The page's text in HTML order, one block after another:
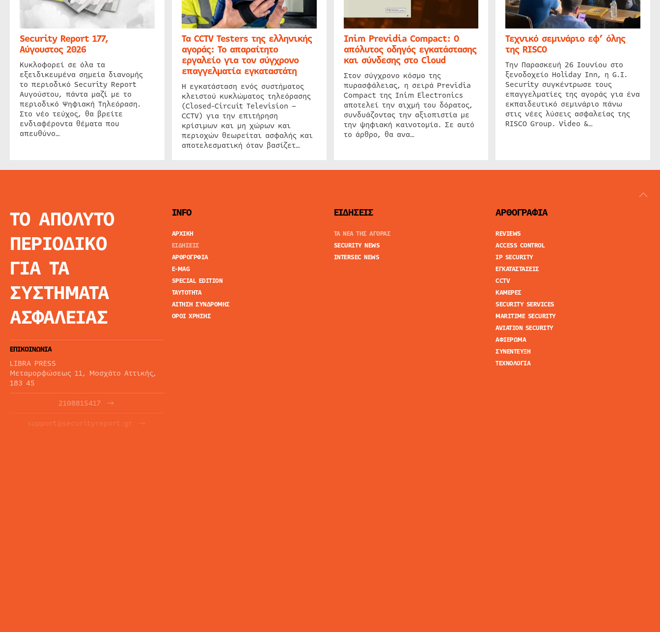
Security Report 177,
Αύγουστος 2026
Κυκλοφορεί σε όλα τα
εξειδικευμένα σημεία διανομής
το περιοδικό Security Report
Αυγούστου, πάντα μαζί με το
περιοδικό Ψηφιακή Τηλεόραση.
Στο νέο τεύχος, θα βρείτε
ενδιαφέροντα θέματα που
απευθύνο…
Τα CCTV Testers της ελληνικής
αγοράς: Το απαραίτητο
εργαλείο για τον σύγχρονο
επαγγελματία εγκαταστάτη
Η εγκατάσταση ενός συστήματος
κλειστού κυκλώματος τηλεόρασης
(Closed-Circuit Television –
CCTV) για την επιτήρηση
κρίσιμων και μη χώρων και
περιοχών θεωρείται ασφαλής και
αποτελεσματική όταν βασίζετ…
Inim Previdia Compact: Ο
απόλυτος οδηγός εγκατάστασης
και σύνδεσης στο Cloud
Στον σύγχρονο κόσμο της
πυρασφάλειας, η σειρά Previdia
Compact της Inim Electronics
αποτελεί την αιχμή του δόρατος,
συνδυάζοντας την αξιοπιστία με
την ψηφιακή καινοτομία. Σε αυτό
το άρθρο, θα ανα…
Τεχνικό σεμινάριο εφ’ όλης
της RISCO
Την Παρασκευή 26 Ιουνίου στο
ξενοδοχείο Holiday Inn, η G.I.
Security συγκέντρωσε τους
επαγγελματίες της αγοράς για ένα
εκπαιδευτικό σεμινάριο πάνω
στις νέες λύσεις ασφαλείας της
RISCO Group. Video &…
ΤΟ ΑΠΟΛΥΤΟ
ΠΕΡΙΟΔΙΚΟ
ΓΙΑ ΤΑ
ΣΥΣΤΗΜΑΤΑ
ΑΣΦΑΛΕΙΑΣ
ΕΠΙΚΟΙΝΩΝΙΑ
LIBRA PRESS
Μεταμορφώσεως 11, Μοσχάτο Αττικής,
183 45
2108815417
support@securityreport.gr
INFO
ΑΡΧΙΚΗ
ΕΙΔΗΣΕΙΣ
ΑΡΘΡΟΓΡΦΙΑ
E-MAG
SPECIAL EDITION
ΤΑΥΤΟΤΗΤΑ
ΑΙΤΗΣΗ ΣΥΝΔΡΟΜΗΣ
ΟΡΟΙ ΧΡΗΣΗΣ
ΕΙΔΗΣΕΙΣ
ΤΑ ΝΕΑ ΤΗΣ ΑΓΟΡΑΣ
SECURITY NEWS
INTERSEC NEWS
ΑΡΘΟΓΡΑΦΙΑ
REVIEWS
ACCESS CONTROL
IP SECURITY
ΕΓΚΑΤΑΣΤΑΣΕΙΣ
CCTV
ΚΑΜΕΡΕΣ
SECURITY SERVICES
MARITIME SECURITY
AVIATION SECURITY
ΑΦΙΕΡΩΜΑ
ΣΥΝΕΝΤΕΥΞΗ
ΤΕΧΝΟΛΟΓΙΑ